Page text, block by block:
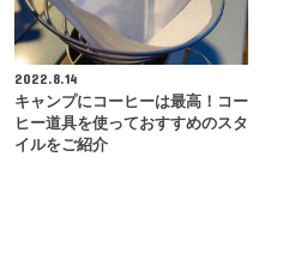
2022.8.14
キャンプにコーヒーは最高！コー
ヒー道具を使っておすすめのスタ
イルをご紹介